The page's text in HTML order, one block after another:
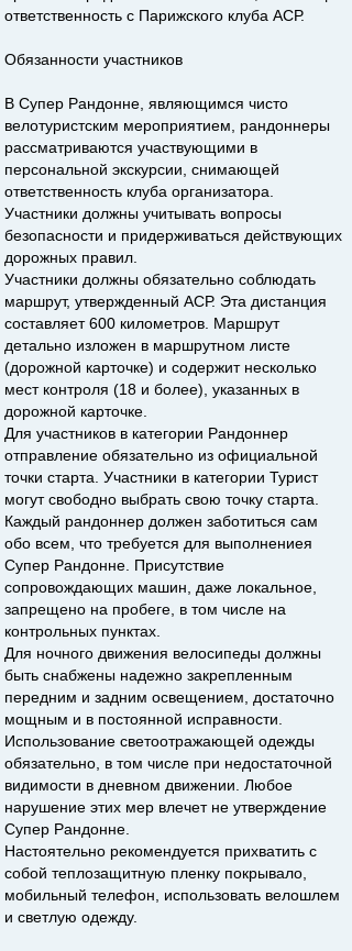
ответственность с Парижского клуба АСР.
Обязанности участников
В Супер Рандонне, являющимся чисто
велотуристским мероприятием, рандоннеры
рассматриваются участвующими в
персональной экскурсии, снимающей
ответственность клуба организатора.
Участники должны учитывать вопросы
безопасности и придерживаться действующих
дорожных правил.
Участники должны обязательно соблюдать
маршрут, утвержденный АСР. Эта дистанция
составляет 600 километров. Маршрут
детально изложен в маршрутном листе
(дорожной карточке) и содержит несколько
мест контроля (18 и более), указанных в
дорожной карточке.
Для участников в категории Рандоннер
отправление обязательно из официальной
точки старта. Участники в категории Турист
могут свободно выбрать свою точку старта.
Каждый рандоннер должен заботиться сам
обо всем, что требуется для выполнениея
Супер Рандонне. Присутствие
сопровождающих машин, даже локальное,
запрещено на пробеге, в том числе на
контрольных пунктах.
Для ночного движения велосипеды должны
быть снабжены надежно закрепленным
передним и задним освещением, достаточно
мощным и в постоянной исправности.
Использование светоотражающей одежды
обязательно, в том числе при недостаточной
видимости в дневном движении. Любое
нарушение этих мер влечет не утверждение
Супер Рандонне.
Настоятельно рекомендуется прихватить с
собой теплозащитную пленку покрывало,
мобильный телефон, использовать велошлем
и светлую одежду.